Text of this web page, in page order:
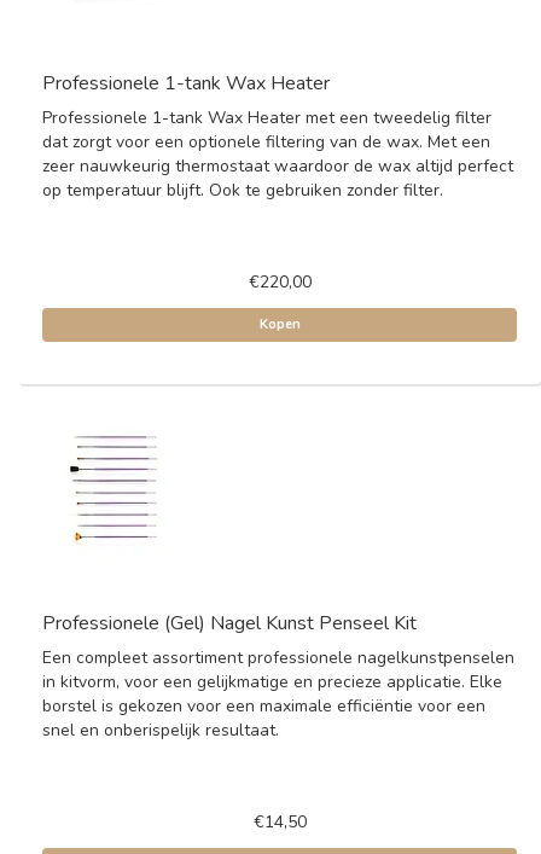
Professionele 1-tank Wax Heater
Professionele 1-tank Wax Heater met een tweedelig filter
dat zorgt voor een optionele filtering van de wax. Met een
zeer nauwkeurig thermostaat waardoor de wax altijd perfect
op temperatuur blijft. Ook te gebruiken zonder filter.
€220,00
Kopen
Professionele (Gel) Nagel Kunst Penseel Kit
Een compleet assortiment professionele nagelkunstpenselen
in kitvorm, voor een gelijkmatige en precieze applicatie. Elke
borstel is gekozen voor een maximale efficiëntie voor een
snel en onberispelijk resultaat.
€14,50